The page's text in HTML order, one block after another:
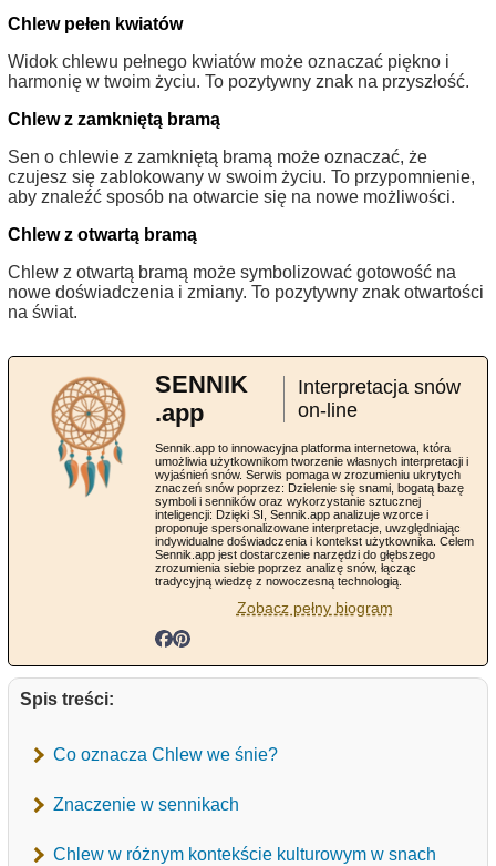
Chlew pełen kwiatów
Widok chlewu pełnego kwiatów może oznaczać piękno i
harmonię w twoim życiu. To pozytywny znak na przyszłość.
Chlew z zamkniętą bramą
Sen o chlewie z zamkniętą bramą może oznaczać, że
czujesz się zablokowany w swoim życiu. To przypomnienie,
aby znaleźć sposób na otwarcie się na nowe możliwości.
Chlew z otwartą bramą
Chlew z otwartą bramą może symbolizować gotowość na
nowe doświadczenia i zmiany. To pozytywny znak otwartości
na świat.
SENNIK
.app
Interpretacja snów
on-line
Sennik.app to innowacyjna platforma internetowa, która
umożliwia użytkownikom tworzenie własnych interpretacji i
wyjaśnień snów. Serwis pomaga w zrozumieniu ukrytych
znaczeń snów poprzez: Dzielenie się snami, bogatą bazę
symboli i senników oraz wykorzystanie sztucznej
inteligencji: Dzięki SI, Sennik.app analizuje wzorce i
proponuje spersonalizowane interpretacje, uwzględniając
indywidualne doświadczenia i kontekst użytkownika. Celem
Sennik.app jest dostarczenie narzędzi do głębszego
zrozumienia siebie poprzez analizę snów, łącząc
tradycyjną wiedzę z nowoczesną technologią.
Zobacz pełny biogram
Spis treści:
Co oznacza Chlew we śnie?
Znaczenie w sennikach
Chlew w różnym kontekście kulturowym w snach